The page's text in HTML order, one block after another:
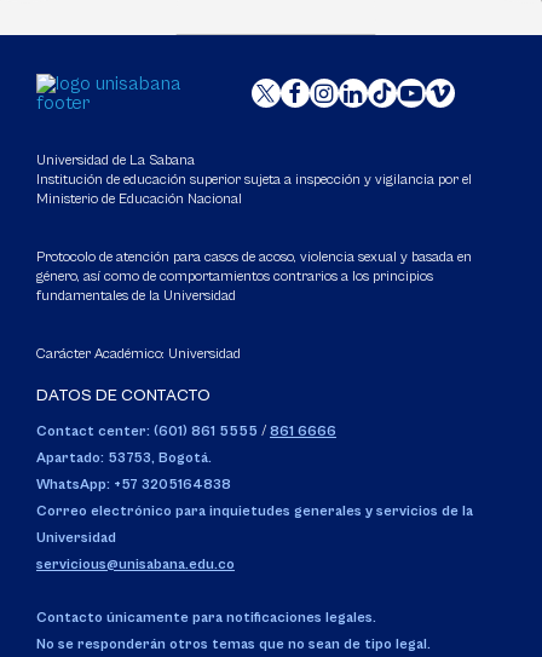
Universidad de La Sabana
Institución de educación superior sujeta a inspección y vigilancia por el
Ministerio de Educación Nacional
Protocolo de atención para casos de acoso, violencia sexual y basada en
género, así como de comportamientos contrarios a los principios
fundamentales de la Universidad
Carácter Académico: Universidad
DATOS DE CONTACTO
Contact center: (601) 861 5555 / 861 6666
Apartado: 53753, Bogotá.
WhatsApp: +57 3205164838
Correo electrónico para inquietudes generales y servicios de la
Universidad
servicious@unisabana.edu.co
Contacto únicamente para notificaciones legales.
No se responderán otros temas que no sean de tipo legal.